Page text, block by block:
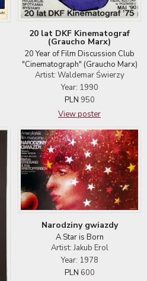
20 lat DKF Kinematograf
(Graucho Marx)
20 Year of Film Discussion Club
"Cinematograph" (Graucho Marx)
Artist: Waldemar Świerzy
Year: 1990
PLN 950
View poster
Narodziny gwiazdy
A Star is Born
Artist: Jakub Erol
Year: 1978
PLN 600